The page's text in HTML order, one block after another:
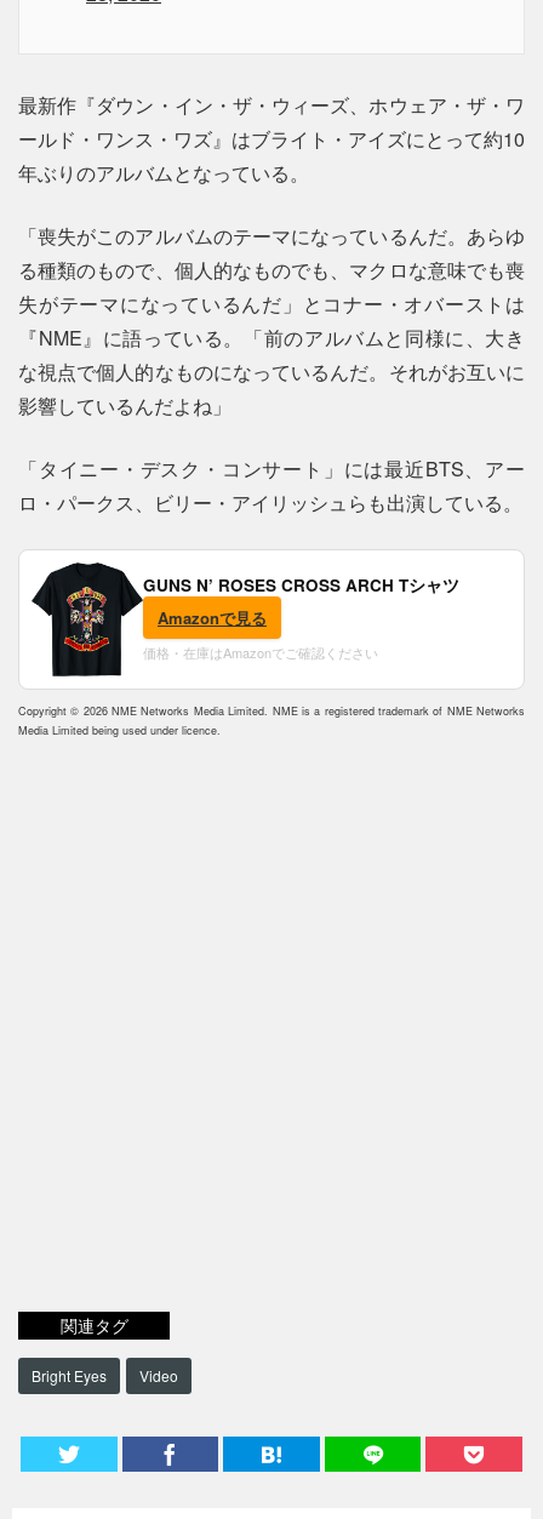
最新作『ダウン・イン・ザ・ウィーズ、ホウェア・ザ・ワ
ールド・ワンス・ワズ』はブライト・アイズにとって約10
年ぶりのアルバムとなっている。
「喪失がこのアルバムのテーマになっているんだ。あらゆ
る種類のもので、個人的なものでも、マクロな意味でも喪
失がテーマになっているんだ」とコナー・オバーストは
『NME』に語っている。「前のアルバムと同様に、大き
な視点で個人的なものになっているんだ。それがお互いに
影響しているんだよね」
「タイニー・デスク・コンサート」には最近BTS、アー
ロ・パークス、ビリー・アイリッシュらも出演している。
GUNS N’ ROSES CROSS ARCH Tシャツ
Amazonで見る
価格・在庫はAmazonでご確認ください
Copyright © 2026 NME Networks Media Limited. NME is a registered trademark of NME Networks
Media Limited being used under licence.
関連タグ
Bright Eyes Video